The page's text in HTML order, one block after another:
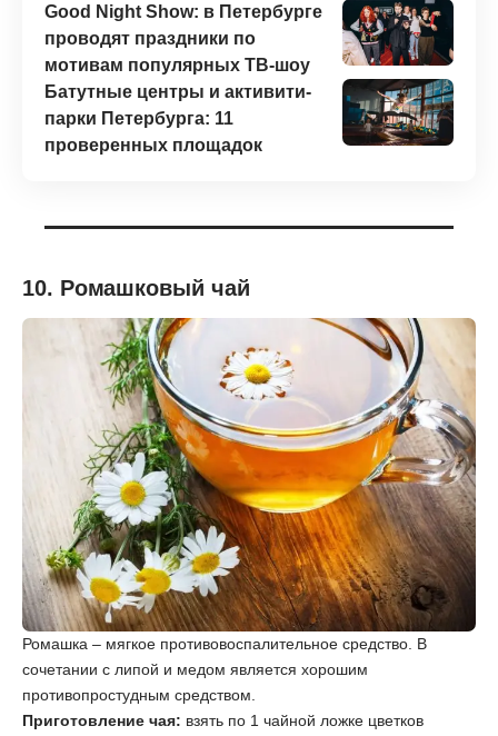
Good Night Show: в Петербурге
проводят праздники по
мотивам популярных ТВ-шоу
Батутные центры и активити-
парки Петербурга: 11
проверенных площадок
10. Ромашковый чай
Ромашка – мягкое противовоспалительное средство. В
сочетании с липой и медом является хорошим
противопростудным средством.
Приготовление чая: взять по 1 чайной ложке цветков